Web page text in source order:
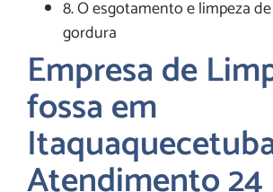
8. O esgotamento e limpeza
gordura
Empresa de
fossa em